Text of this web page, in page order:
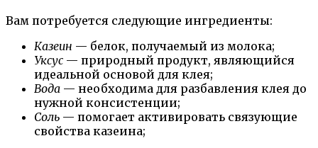
Вам потребуется следующие ингредиенты:
Казеин — белок, получаемый из молока;
Уксус — природный продукт, являющийся
идеальной основой для клея;
Вода — необходима для разбавления клея до
нужной консистенции;
Соль — помогает активировать связующие
свойства казеина;